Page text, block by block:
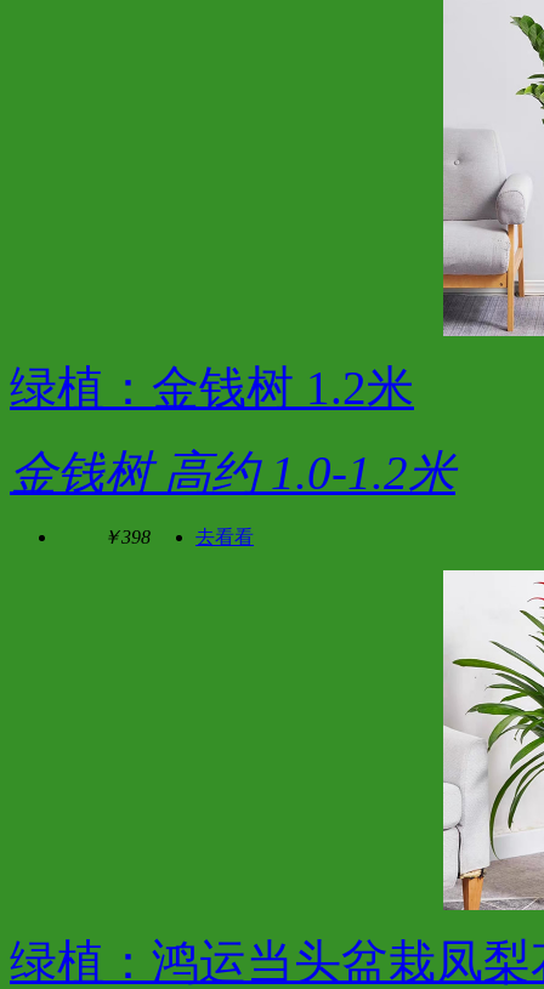
绿植：金钱树 1.2米
金钱树 高约 1.0-1.2米
￥398 去看看
绿植：鸿运当头盆栽凤梨